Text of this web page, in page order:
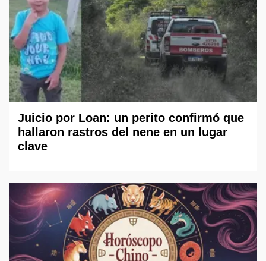
Juicio por Loan: un perito confirmó que
hallaron rastros del nene en un lugar
clave